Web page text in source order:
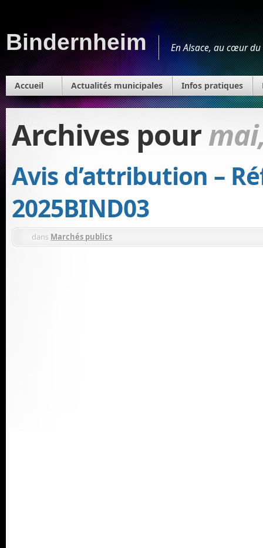
Bindernheim En Alsace, au cœur
Accueil Actualités municipales Infos pratiques
Archives pour
Avis d’attribution –
2025BIND03
dans Marchés publics